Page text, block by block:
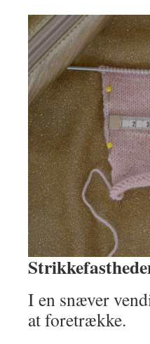
I en snæver
at foretrække.